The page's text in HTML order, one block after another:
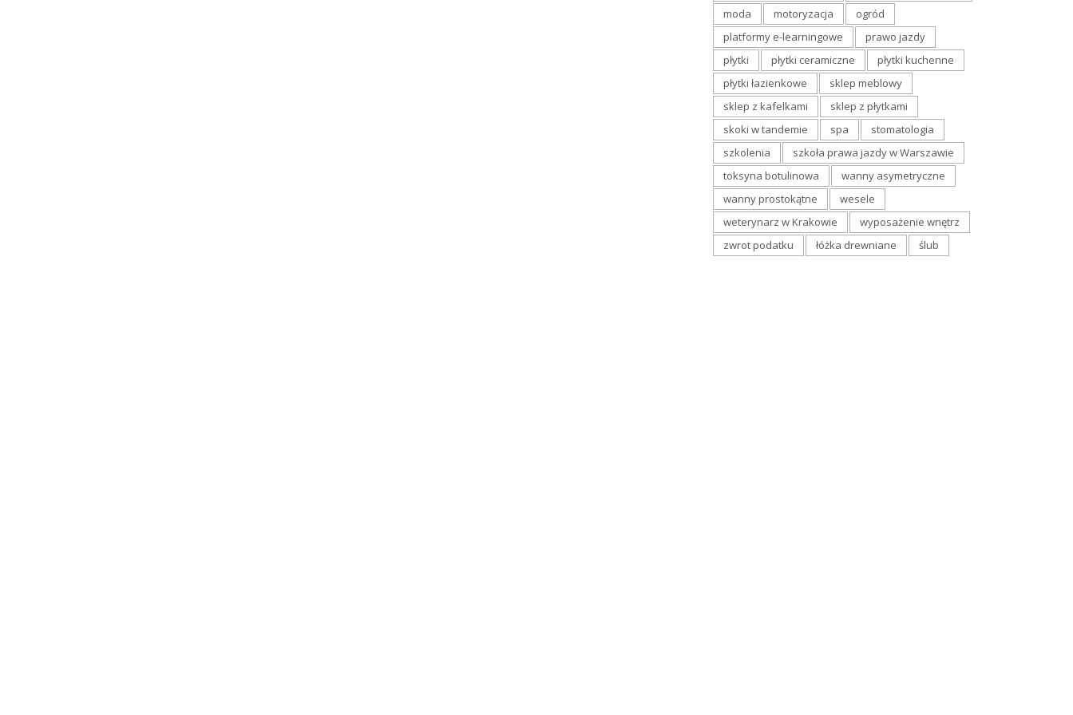
moda
motoryzacja
ogród
platformy e-learningowe
prawo jazdy
płytki
płytki ceramiczne
płytki kuchenne
płytki łazienkowe
sklep meblowy
sklep z kafelkami
sklep z płytkami
skoki w tandemie
spa
stomatologia
szkolenia
szkoła prawa jazdy w Warszawie
toksyna botulinowa
wanny asymetryczne
wanny prostokątne
wesele
weterynarz w Krakowie
wyposażenie wnętrz
zwrot podatku
łóżka drewniane ślub